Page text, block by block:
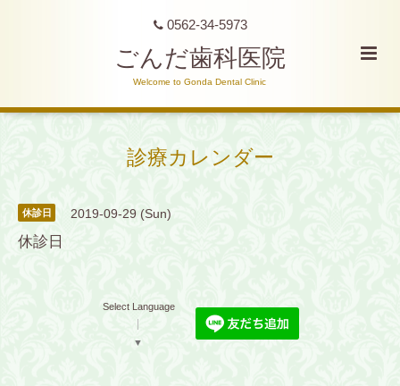
0562-34-5973
ごんだ歯科医院
Welcome to Gonda Dental Clinic
診療カレンダー
休診日 2019-09-29 (Sun)
休診日
Select Language
▼